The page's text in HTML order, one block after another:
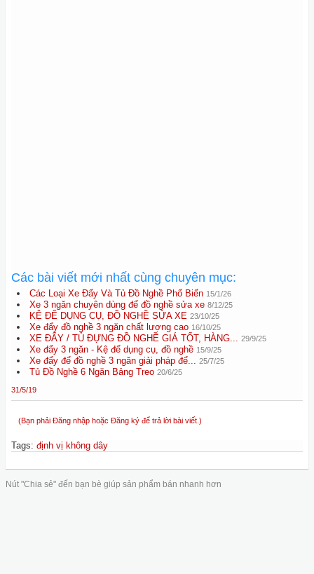
Các bài viết mới nhất cùng chuyên mục:
Các Loại Xe Đẩy Và Tủ Đồ Nghề Phổ Biến 15/1/26
Xe 3 ngăn chuyên dùng để đồ nghề sửa xe 8/12/25
KỆ ĐỂ DỤNG CỤ, ĐỒ NGHỀ SỬA XE 23/10/25
Xe đẩy đồ nghề 3 ngăn chất lượng cao 16/10/25
XE ĐẨY / TỦ ĐỰNG ĐỒ NGHỀ GIÁ TỐT, HÀNG... 29/9/25
Xe đẩy 3 ngăn - Kệ để dụng cụ, đồ nghề 15/9/25
Xe đẩy để đồ nghề 3 ngăn giải pháp để... 25/7/25
Tủ Đồ Nghề 6 Ngăn Bảng Treo 20/6/25
31/5/19
(Bạn phải Đăng nhập hoặc Đăng ký để trả lời bài viết.)
Tags: định vị không dây
Nút "Chia sẻ" đến bạn bè giúp sản phẩm bán nhanh hơn